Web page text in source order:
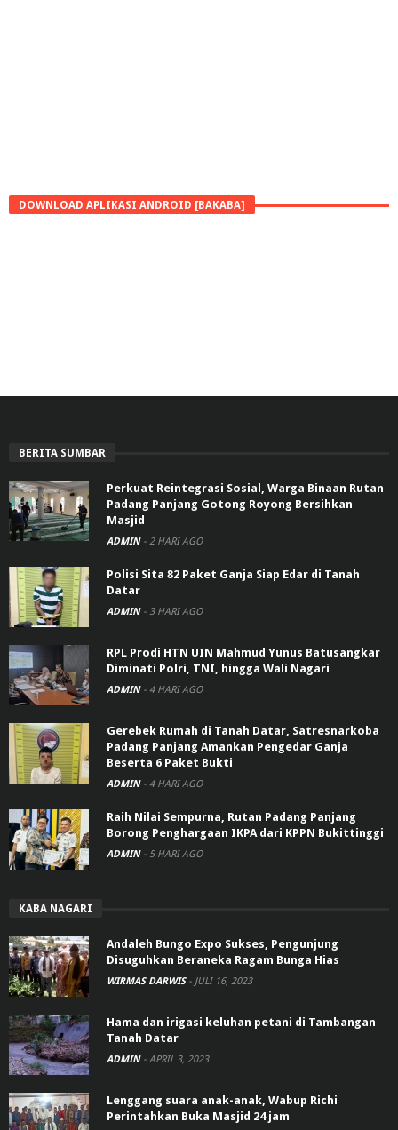
DOWNLOAD APLIKASI ANDROID [BAKABA]
BERITA SUMBAR
Perkuat Reintegrasi Sosial, Warga Binaan Rutan
Padang Panjang Gotong Royong Bersihkan
Masjid
ADMIN - 2 HARI AGO
Polisi Sita 82 Paket Ganja Siap Edar di Tanah
Datar
ADMIN - 3 HARI AGO
RPL Prodi HTN UIN Mahmud Yunus Batusangkar
Diminati Polri, TNI, hingga Wali Nagari
ADMIN - 4 HARI AGO
Gerebek Rumah di Tanah Datar, Satresnarkoba
Padang Panjang Amankan Pengedar Ganja
Beserta 6 Paket Bukti
ADMIN - 4 HARI AGO
Raih Nilai Sempurna, Rutan Padang Panjang
Borong Penghargaan IKPA dari KPPN Bukittinggi
ADMIN - 5 HARI AGO
KABA NAGARI
Andaleh Bungo Expo Sukses, Pengunjung
Disuguhkan Beraneka Ragam Bunga Hias
WIRMAS DARWIS - JULI 16, 2023
Hama dan irigasi keluhan petani di Tambangan
Tanah Datar
ADMIN - APRIL 3, 2023
Lenggang suara anak-anak, Wabup Richi
Perintahkan Buka Masjid 24 jam